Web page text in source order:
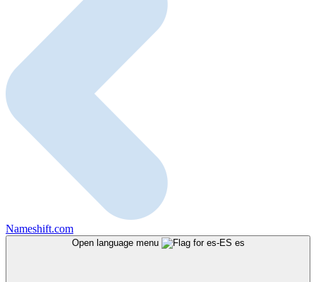
Nameshift.com
Open language menu es